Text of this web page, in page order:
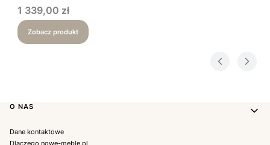
Cena
1 339,00 zł
Zobacz produkt
Linki w stopce
O NAS
Dane kontaktowe
Dlaczego nowe-meble.pl